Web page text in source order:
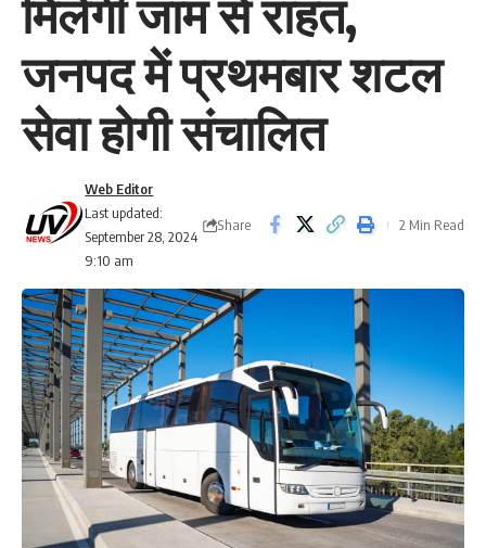
मिलेगी जाम से राहत,
जनपद में प्रथमबार शटल
सेवा होगी संचालित
Last updated:
September 28, 2024
9:10 am
Web Editor
Share 2 Min Read